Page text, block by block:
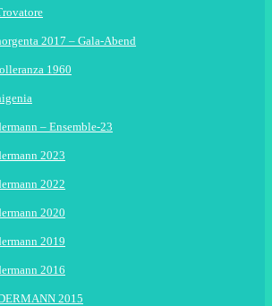
2017 – Gala-Abend
1960
– Ensemble-23
2023
2022
2020
2019
2016
2015